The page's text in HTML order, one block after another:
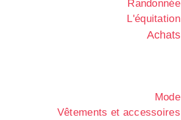
Randonnée
L'équitation
Achats
Mode
Vêtements et accessoires